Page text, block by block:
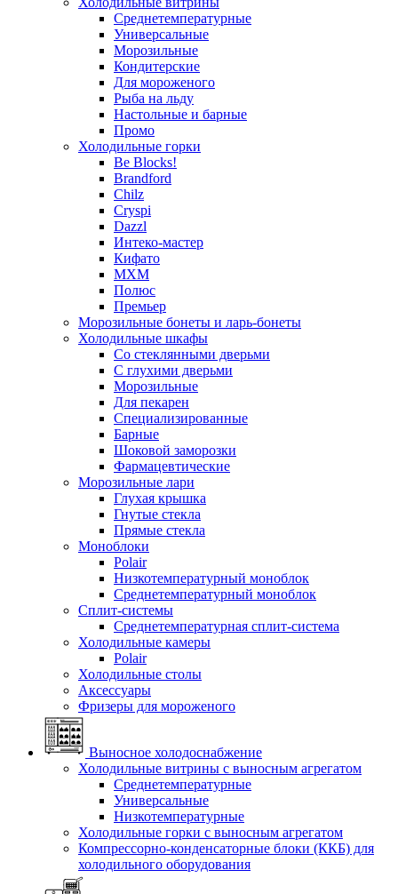
Среднетемпературные
Универсальные
Морозильные
Кондитерские
Для мороженого
Рыба на льду
Настольные и барные
Промо
Холодильные горки
Be Blocks!
Brandford
Chilz
Cryspi
Dazzl
Интеко-мастер
Кифато
МХМ
Полюс
Премьер
Морозильные бонеты и ларь-бонеты
Холодильные шкафы
Со стеклянными дверьми
С глухими дверьми
Морозильные
Для пекарен
Специализированные
Барные
Шоковой заморозки
Фармацевтические
Морозильные лари
Глухая крышка
Гнутые стекла
Прямые стекла
Моноблоки
Polair
Низкотемпературный моноблок
Среднетемпературный моноблок
Сплит-системы
Среднетемпературная сплит-система
Холодильные камеры
Polair
Холодильные столы
Аксессуары
Фризеры для мороженого
Выносное холодоснабжение
Холодильные витрины с выносным агрегатом
Среднетемпературные
Универсальные
Низкотемпературные
Холодильные горки с выносным агрегатом
Компрессорно-конденсаторные блоки (ККБ) для
холодильного оборудования